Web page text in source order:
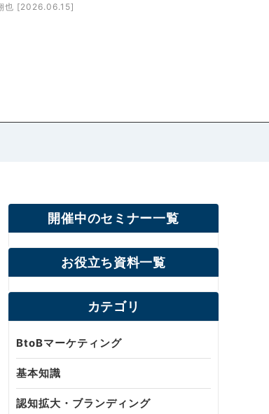
也 [2026.06.15]
開催中のセミナー一覧
お役立ち資料一覧
カテゴリ
BtoBマーケティング
基本知識
認知拡大・ブランディング